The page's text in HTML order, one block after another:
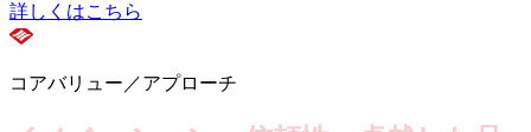
詳しくはこちら
コアバリュー／アプローチ